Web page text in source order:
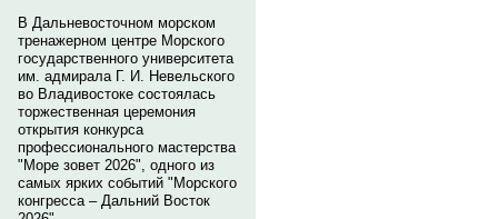
В Дальневосточном морском
тренажерном центре Морского
государственного университета
им. адмирала Г. И. Невельского
во Владивостоке состоялась
торжественная церемония
открытия конкурса
профессионального мастерства
"Море зовет 2026", одного из
самых ярких событий "Морского
конгресса – Дальний Восток